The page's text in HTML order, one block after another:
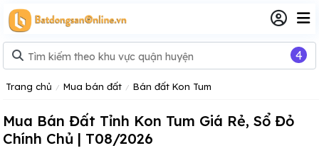
Trang chủ Mua bán đất Bán đất Kon Tum
Mua Bán Đất Tỉnh Kon Tum Giá Rẻ, Sổ Đỏ
Chính Chủ | T08/2026
4